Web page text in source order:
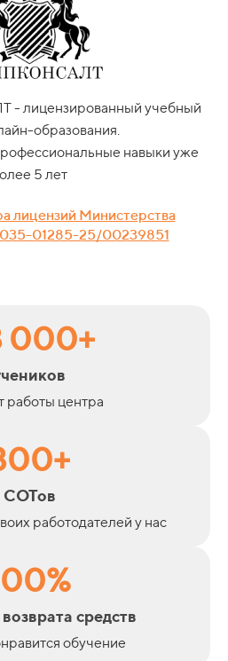
учебный
образования.
навыки уже
5 лет
лицензий Министерства
01285-25/00239851
000+
работы центра
СОТов
работодателей у нас
средств
обучение